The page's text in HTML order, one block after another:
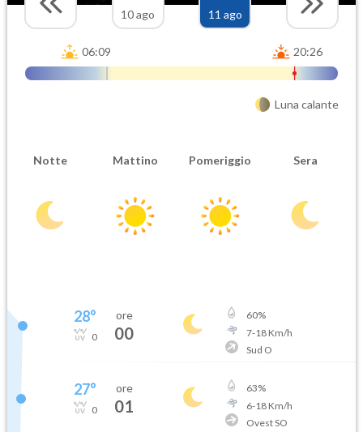
10 ago
11 ago
06:09 20:26
Luna calante
Notte Mattino Pomeriggio Sera
28°
0
ore
00
60%
7-18Km/h
Sud O
27°
0
ore
01
63%
6-18Km/h
Ovest SO